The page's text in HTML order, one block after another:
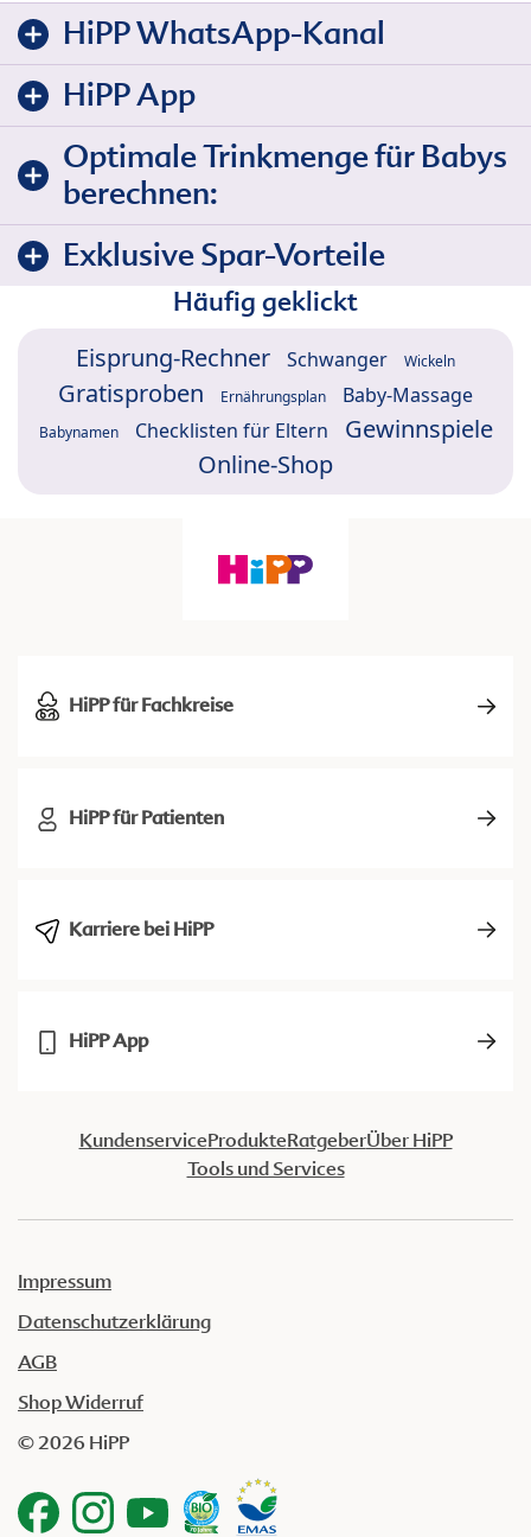
HiPP WhatsApp-Kanal
HiPP App
Optimale Trinkmenge für Babys
berechnen:
Exklusive Spar-Vorteile
Häufig geklickt
Eisprung-Rechner Schwanger Wickeln
Gratisproben Ernährungsplan Baby-Massage
Babynamen Checklisten für Eltern
Gewinnspiele
Online-Shop
HiPP für Fachkreise
HiPP für Patienten
Karriere bei HiPP
HiPP App
KundenserviceProdukteRatgeberÜber HiPP
Tools und Services
Impressum
Datenschutzerklärung
AGB
Shop Widerruf
© 2026 HiPP